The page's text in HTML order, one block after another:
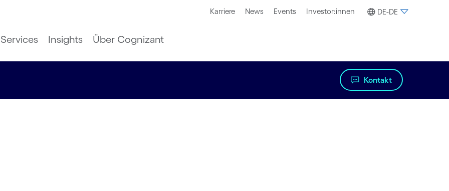
Karriere News Events Investor:innen DE-DE
Services Insights Über Cognizant
Kontakt